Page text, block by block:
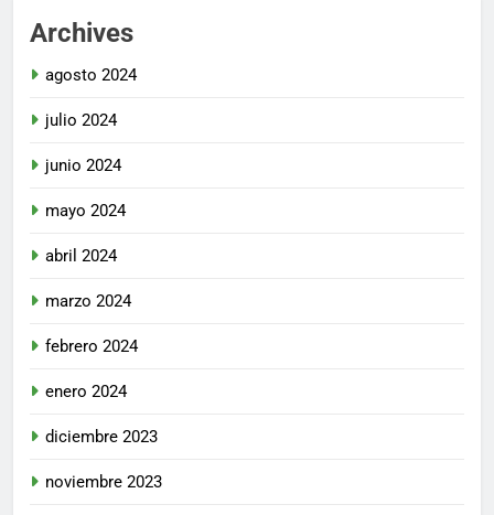
Archives
agosto 2024
julio 2024
junio 2024
mayo 2024
abril 2024
marzo 2024
febrero 2024
enero 2024
diciembre 2023
noviembre 2023